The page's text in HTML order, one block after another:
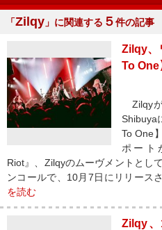
「Zilqy 」に関連する ５件の記事
Zilqy、
To One
Zilqy
Shibuya
To One
ポー
Riot』、Zilqyのムーヴメントと
ンコールで、10月7日にリリース
を読む
Zilqy